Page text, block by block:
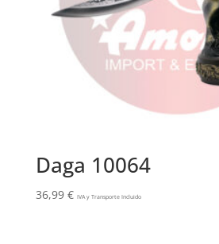
Daga 10064
36,99 € IVA y Transporte Incluido